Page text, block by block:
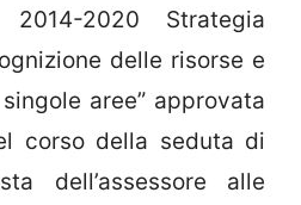
2014-2020 Strategia
delle risorse e
aree” approvata
corso della seduta di
dell’assessore alle